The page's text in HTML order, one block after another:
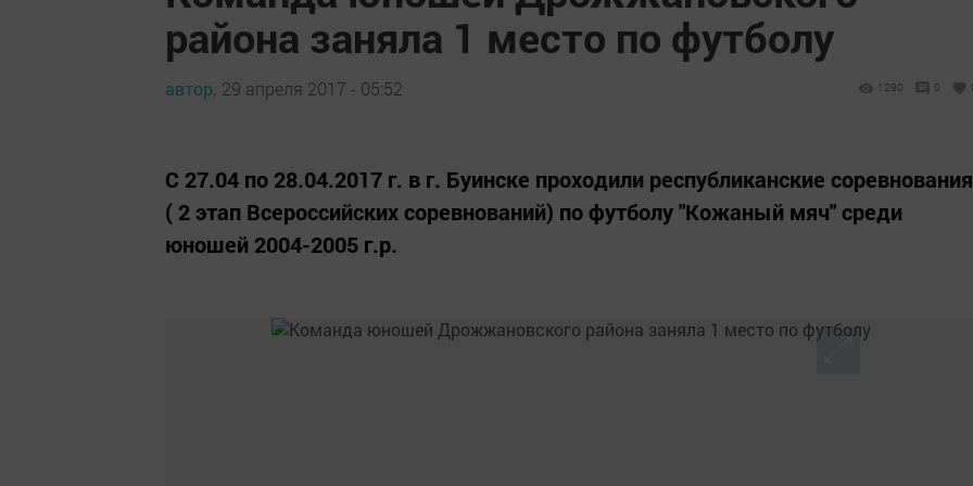
района заняла 1 место по футболу
автор, 29 апреля 2017 - 05:52 1290 0
С 27.04 по 28.04.2017 г. в г. Буинске проходили республиканские соревнования
( 2 этап Всероссийских соревнований) по футболу "Кожаный мяч" среди
юношей 2004-2005 г.р.